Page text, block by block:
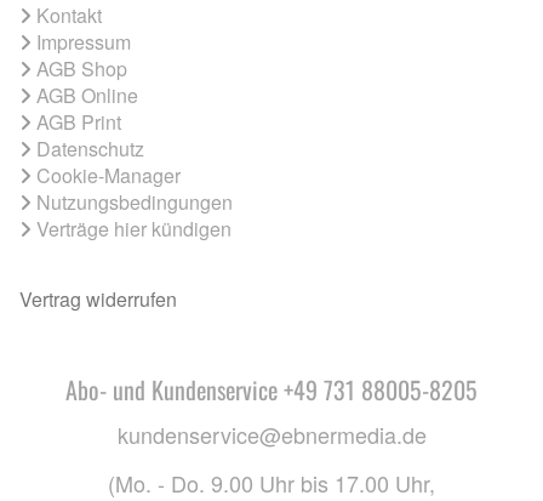
Kontakt
Impressum
AGB Shop
AGB Online
AGB Print
Datenschutz
Cookie-Manager
Nutzungsbedingungen
Verträge hier kündigen
Vertrag widerrufen
Abo- und Kundenservice +49 731 88005-8205
kundenservice@ebnermedia.de
(Mo. - Do. 9.00 Uhr bis 17.00 Uhr,